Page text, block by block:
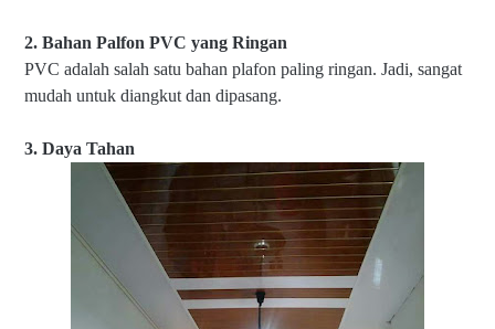
2. Bahan Palfon PVC yang Ringan
PVC adalah salah satu bahan plafon paling ringan. Jadi, sangat
mudah untuk diangkut dan dipasang.
3. Daya Tahan